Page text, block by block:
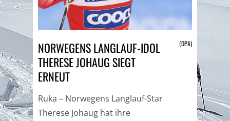
NORWEGENS LANGLAUF-IDOL
THERESE JOHAUG SIEGT
ERNEUT
(DPA)
Ruka – Norwegens Langlauf-Star
Therese Johaug hat ihre